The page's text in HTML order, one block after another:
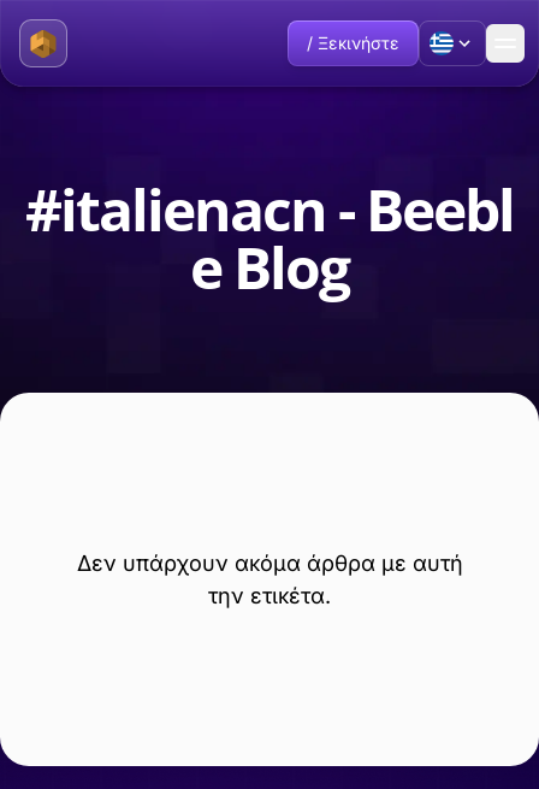
/ Ξεκινήστε
#italienacn - Beebl
e Blog
Δεν υπάρχουν ακόμα άρθρα με αυτή
την ετικέτα.